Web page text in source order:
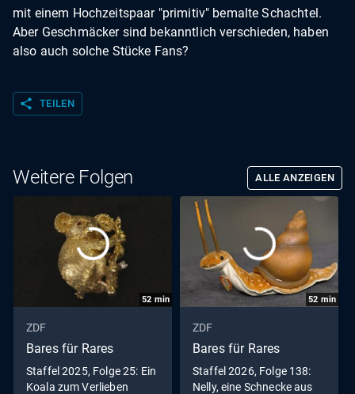
mit einem Hochzeitspaar "primitiv" bemalte Schachtel.
Aber Geschmäcker sind bekanntlich verschieden, haben
also auch solche Stücke Fans?
share TEILEN
Weitere Folgen ALLE ANZEIGEN
52 min
ZDF
Bares für Rares
Staffel 2025, Folge 25: Ein
Koala zum Verlieben
52 min
ZDF
Bares für Rares
Staffel 2026, Folge 138:
Nelly, eine Schnecke aus